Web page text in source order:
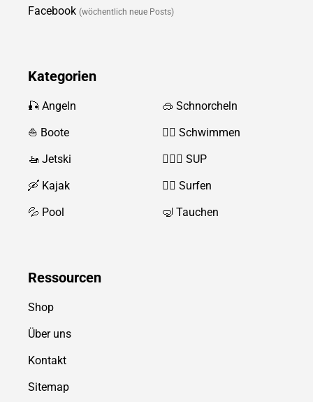
Facebook (wöchentlich neue Posts)
Kategorien
🎣 Angeln
⛵️ Boote
🚤 Jetski
🛶 Kajak
💦 Pool
🥽 Schnorcheln
🏊‍♂️ Schwimmen
🏄‍♀️🛶 SUP
🏄‍♂️ Surfen
🤿 Tauchen
Ressourcen
Shop
Über uns
Kontakt
Sitemap